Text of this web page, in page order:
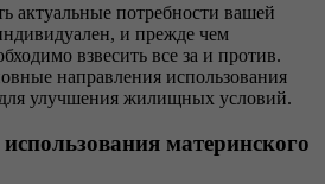
актуальные потребности вашей
и прежде чем
взвесить все за и против.
направления использования
улучшения жилищных условий.
материнского